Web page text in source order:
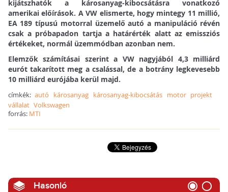
kijátszhatók a károsanyag-kibocsátásra vonatkozó
amerikai előírások. A VW elismerte, hogy mintegy 11 millió,
EA 189 típusú motorral üzemelő autó a manipuláció révén
csak a próbapadon tartja a határérték alatt az emissziós
értékeket, normál üzemmódban azonban nem.
Elemzők számításai szerint a VW nagyjából 4,3 milliárd
eurót takarított meg a csalással, de a botrány legkevesebb
10 milliárd eurójába kerül majd.
címkék:autó károsanyag károsanyag-kibocsátás motor projekt
vállalat Volkswagen
forrás: MTI
Hasonló